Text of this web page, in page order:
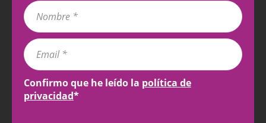
Confirmo que he leído la política de
privacidad*